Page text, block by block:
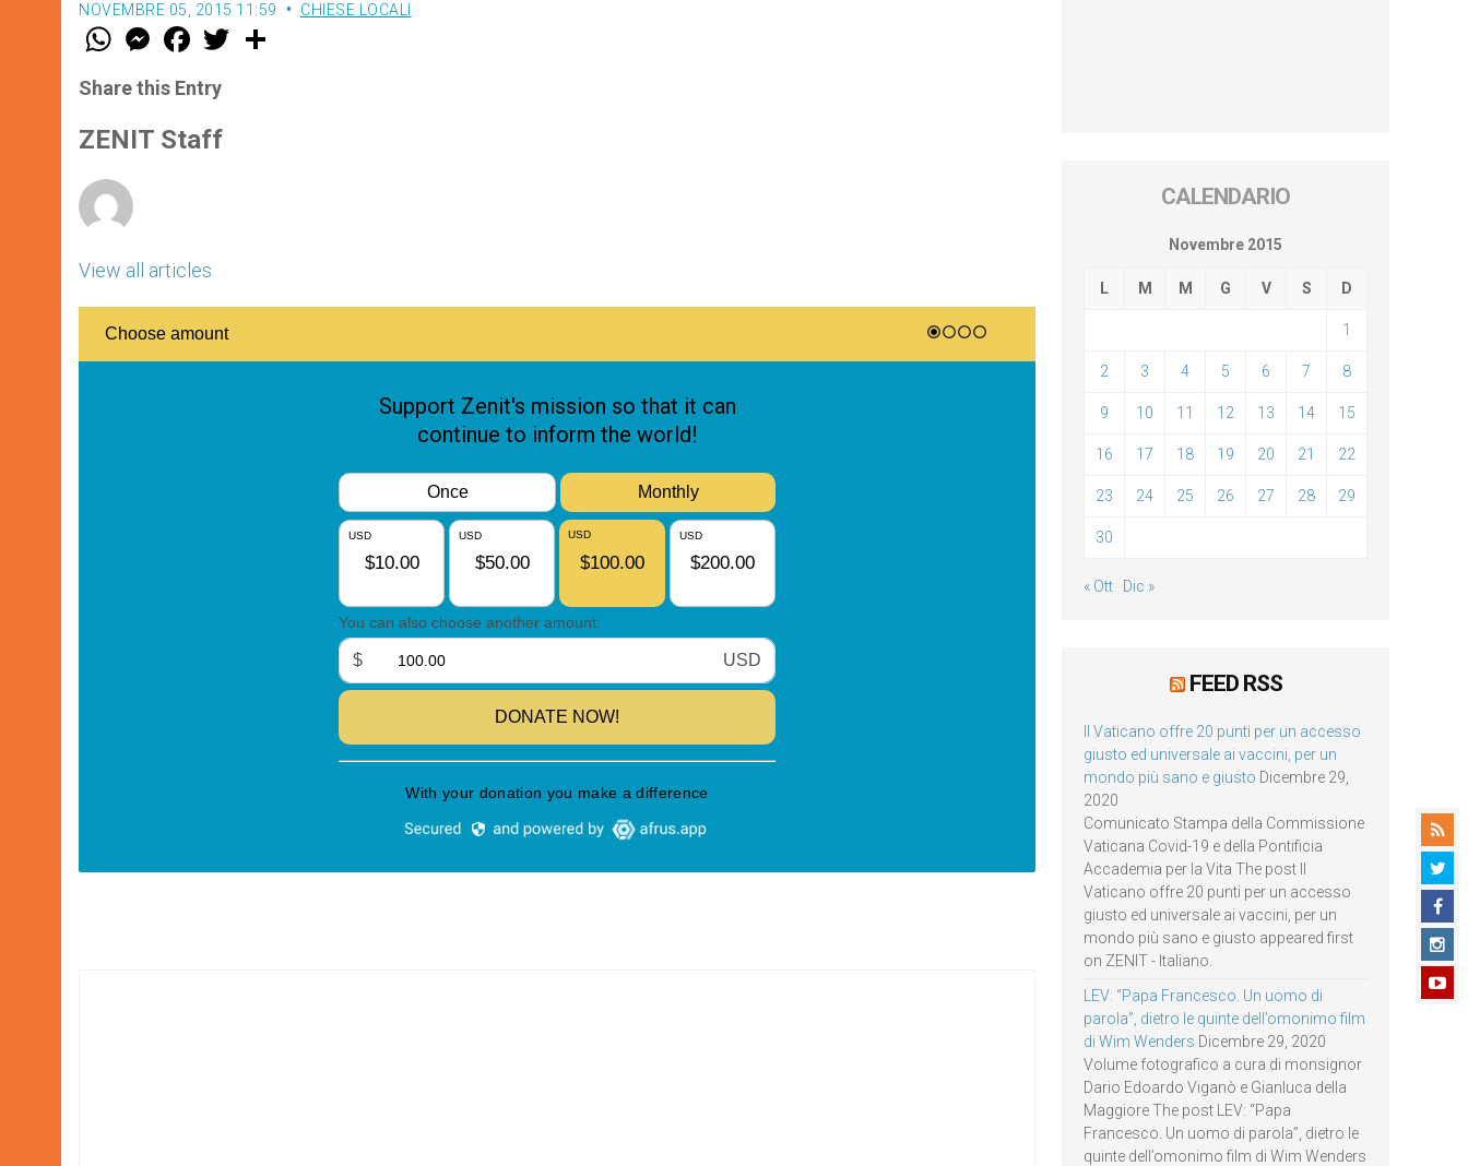
NOVEMBRE 05, 2015 11:59 CHIESE LOCALI
W
t
s
p
p
M
e
s
e
g
e
F
a
e
b
o
k
w
Share this Entry
ZENIT Staff
View all articles
CALENDARIO
Novembre 2015
L M M G V S D
1
2 3 4 5 6 7 8
9 10 11 12 13 14 15
16 17 18 19 20 21 22
23 24 25 26 27 28 29
30
« Ott Dic »
FEED RSS
Il Vaticano offre 20 punti per un accesso
giusto ed universale ai vaccini, per un
mondo più sano e giusto Dicembre 29,
2020
Comunicato Stampa della Commissione
Vaticana Covid-19 e della Pontificia
Accademia per la Vita The post Il
Vaticano offre 20 punti per un accesso
giusto ed universale ai vaccini, per un
mondo più sano e giusto appeared first
on ZENIT - Italiano.
LEV: “Papa Francesco. Un uomo di
parola”, dietro le quinte dell’omonimo film
di Wim Wenders Dicembre 29, 2020
Volume fotografico a cura di monsignor
Dario Edoardo Viganò e Gianluca della
Maggiore The post LEV: “Papa
Francesco. Un uomo di parola”, dietro le
quinte dell’omonimo film di Wim Wenders